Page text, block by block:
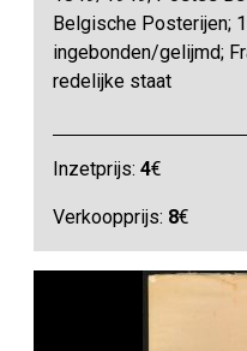
Belgische Posterijen;
ingebonden/gelijmd;
redelijke staat
Inzetprijs:4€
Verkoopprijs: 8€